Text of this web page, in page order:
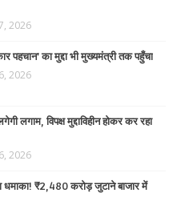
2026
का मुद्दा भी मुख्यमंत्री तक पहुँचा
2026
लगाम, विपक्ष मुद्दाविहीन होकर कर रहा
2026
धमाका! ₹2,480 करोड़ जुटाने बाजार में